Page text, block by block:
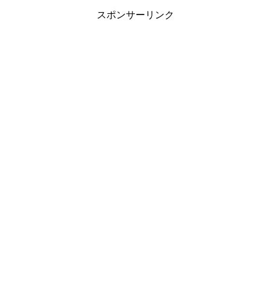
スポンサーリンク